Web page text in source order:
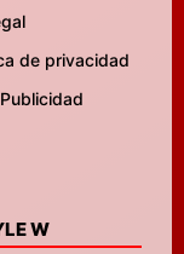
de privacidad
Publicidad
W